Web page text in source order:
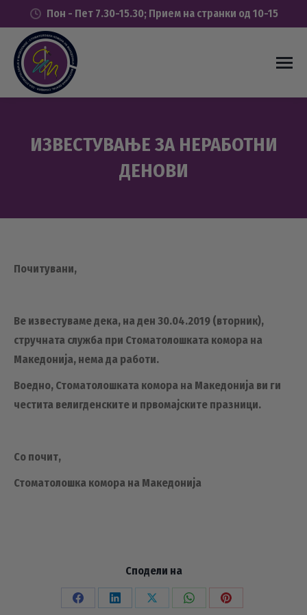
Пон - Пет 7.30-15.30; Прием на странки од 10-15
ИЗВЕСТУВАЊЕ ЗА НЕРАБОТНИ
ДЕНОВИ
Почитувани,
Ве известуваме дека, на ден 30.04.2019 (вторник),
стручната служба при Стоматолошката комора на
Македонија, нема да работи.
Воедно, Стоматолошката комора на Македонија ви ги
честита велигденските и првомајските празници.
Со почит,
Стоматолошка комора на Македонија
Сподели на
Share
Share
Share
Share
Share